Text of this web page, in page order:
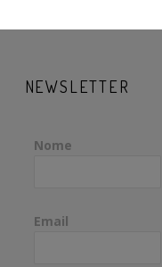
NEWSLETTER
Nome
Email